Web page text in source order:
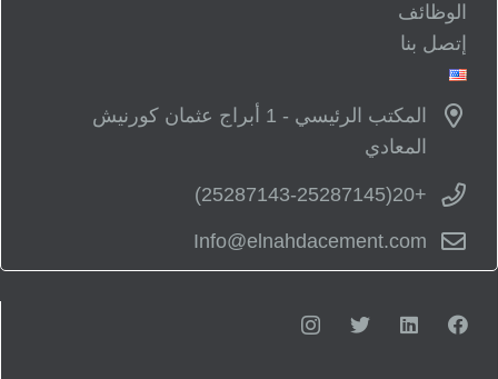
الوظائف
إتصل بنا
المكتب الرئيسي - 1 أبراج عثمان كورنيش
المعادي
+20(25287143-25287145)
Info@elnahdacement.com